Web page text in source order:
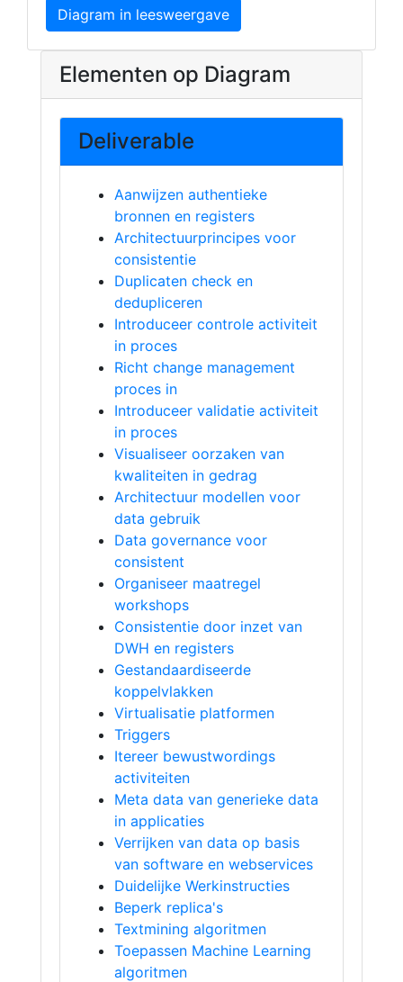
Diagram in leesweergave
Elementen op Diagram
Deliverable
Aanwijzen authentieke
bronnen en registers
Architectuurprincipes voor
consistentie
Duplicaten check en
dedupliceren
Introduceer controle activiteit
in proces
Richt change management
proces in
Introduceer validatie activiteit
in proces
Visualiseer oorzaken van
kwaliteiten in gedrag
Architectuur modellen voor
data gebruik
Data governance voor
consistent
Organiseer maatregel
workshops
Consistentie door inzet van
DWH en registers
Gestandaardiseerde
koppelvlakken
Virtualisatie platformen
Triggers
Itereer bewustwordings
activiteiten
Meta data van generieke data
in applicaties
Verrijken van data op basis
van software en webservices
Duidelijke Werkinstructies
Beperk replica's
Textmining algoritmen
Toepassen Machine Learning
algoritmen